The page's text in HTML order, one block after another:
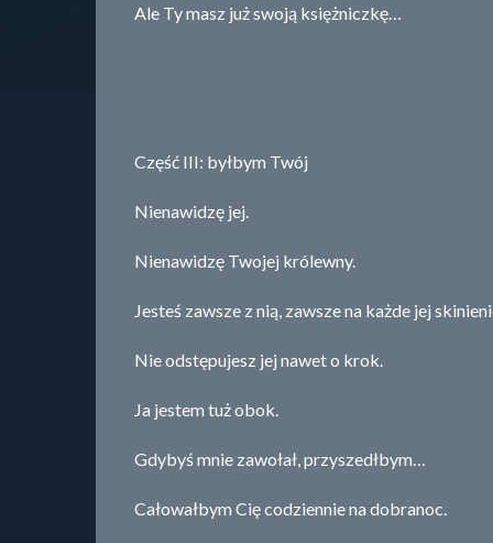
Ale Ty masz już swoją księżniczkę…
Część III: byłbym Twój
Nienawidzę jej.
Nienawidzę Twojej królewny.
Jesteś zawsze z nią, zawsze na każde jej
Nie odstępujesz jej nawet o krok.
Ja jestem tuż obok.
Gdybyś mnie zawołał, przyszedłbym…
Całowałbym Cię codziennie na dobranoc.